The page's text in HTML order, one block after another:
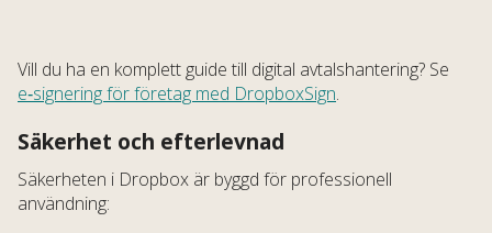
Vill du ha en komplett guide till digital avtalshantering? Se
e‑signering för företag med DropboxSign.
Säkerhet och efterlevnad
Säkerheten i Dropbox är byggd för professionell
användning: